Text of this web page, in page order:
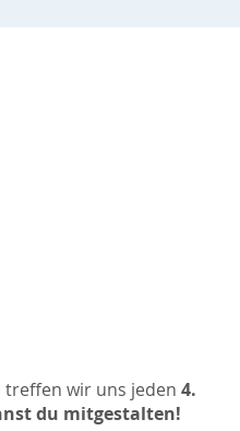
treffen wir uns jeden 4.
du mitgestalten!